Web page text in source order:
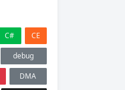
C#
CE
debug
DMA